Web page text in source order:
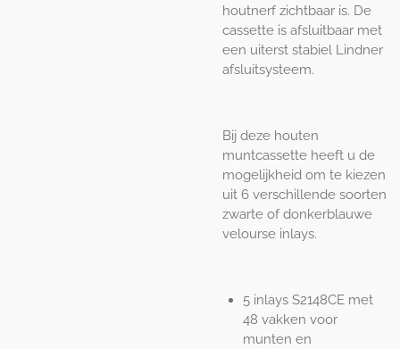
houtnerf zichtbaar is. De
cassette is afsluitbaar met
een uiterst stabiel Lindner
afsluitsysteem.
Bij deze houten
muntcassette heeft u de
mogelijkheid om te kiezen
uit 6 verschillende soorten
zwarte of donkerblauwe
velourse inlays.
5 inlays S2148CE met
48 vakken voor
munten en